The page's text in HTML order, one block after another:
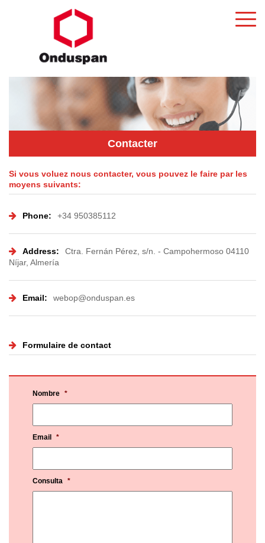
Contacter
Si vous voluez nous contacter, vous pouvez le faire par les
moyens suivants:
Phone: +34 950385112
Address:
Ctra. Fernán Pérez, s/n. - Campohermoso 04110
Níjar, Almería
Email: webop@onduspan.es
Formulaire de contact
Nombre *
Email *
Consulta *